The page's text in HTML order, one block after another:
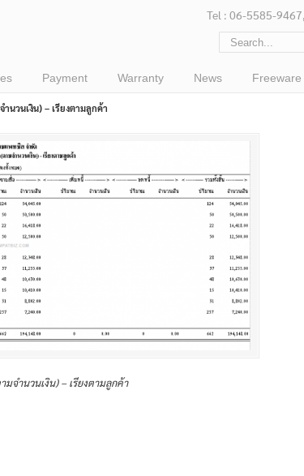
Tel : 06-5585-
Payment Warranty News Freeware
นวนเงิน) – เรียงตามลูกค้า
จำนวนเงิน) – เรียงตามลูกค้า